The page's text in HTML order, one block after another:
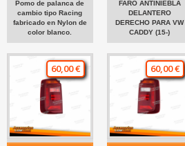
Pomo de palanca de
cambio tipo Racing
fabricado en Nylon de
color blanco.
FARO ANTINIEBLA
DELANTERO
DERECHO PARA VW
CADDY (15-)
60,00 € 60,00 €